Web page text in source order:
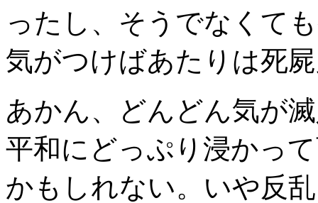
ったし、そうでなくて
気がつけばあたりは死
あかん、どんどん気が
平和にどっぷり浸かっ
かもしれない。いや反